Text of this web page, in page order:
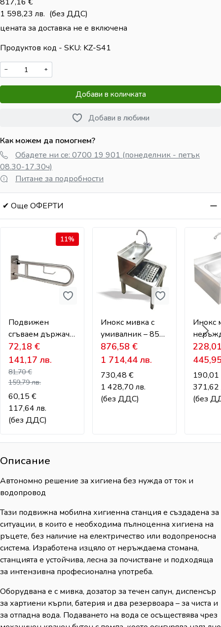
1 598,23 лв. (без ДДС)
цената за доставка не е включена
Продуктов код - SKU KZ-S41
− +
Добави в количката
Добави в любими
Как можем да помогнем?
Обадете ни се: 0700 19 901 (понеделник - петък
08.30-17.30ч)
Питане за подробности
✔ Още ОФЕРТИ
11%
Подвижен
сгъваем държач
и разделител за
тоалетни за
инвалиди
72,18 €
141,17 лв.
81,70€
159,79лв.
60,15 €
117,64 лв.
(без ДДС)
Инокс мивка с
умивалник – 850
× 500 × 600 mm
876,58€
1 714,44 лв.
730,48€
1 428,70 лв.
(без ДДС)
Инокс
295 ×
190,01
371,62
(без
Описание
Автономно решение за хигиена без нужда от ток и
водопровод
Тази подвижна мобилна хигиенна станция е създадена за
ситуации, в които е необходима пълноценна хигиена на
ръцете, без наличие на електричество или водопреносна
система. Изработена изцяло от неръждаема стомана,
станцията е устойчива, лесна за почистване и подходяща
за интензивна професионална употреба.
Оборудвана е с мивка, дозатор за течен сапун, диспенсър
за хартиени кърпи, батерия и два резервоара – за чиста и
за отпадна вода. Подаването на вода се осъществява чрез